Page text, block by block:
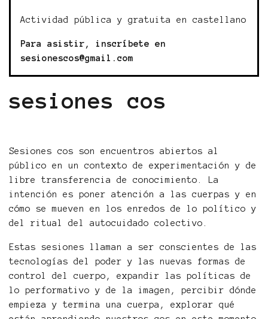
Actividad pública y gratuita en castellano
Para asistir, inscríbete en
sesionescos@gmail.com
sesiones cos
Sesiones cos son encuentros abiertos al
público en un contexto de experimentación y de
libre transferencia de conocimiento. La
intención es poner atención a las cuerpas y en
cómo se mueven en los enredos de lo político y
del ritual del autocuidado colectivo.
Estas sesiones llaman a ser conscientes de las
tecnologías del poder y las nuevas formas de
control del cuerpo, expandir las políticas de
lo performativo y de la imagen, percibir dónde
empieza y termina una cuerpa, explorar qué